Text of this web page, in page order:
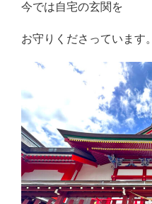
今では自宅の玄関を
お守りくださっています。